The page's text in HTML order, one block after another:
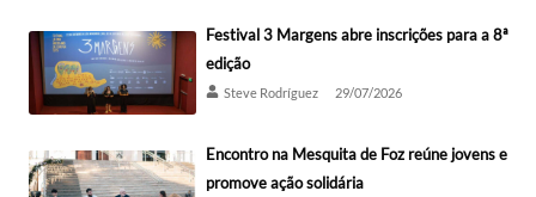
Festival 3 Margens abre inscrições para a 8ª
edição
Steve Rodríguez 29/07/2026
Encontro na Mesquita de Foz reúne jovens e
promove ação solidária